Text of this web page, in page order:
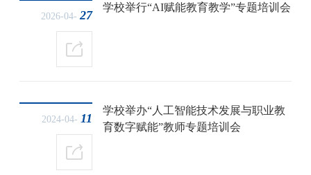
2026-04- 27
学校举行“AI赋能教育教学”专题培训会
2024-04- 11
学校举办“人工智能技术发展与职业教
育数字赋能”教师专题培训会